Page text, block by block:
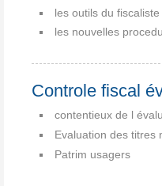
les outils du fiscaliste
les nouvelles
Controle fiscal
contentieux de l
Evaluation des titres
Patrim usagers